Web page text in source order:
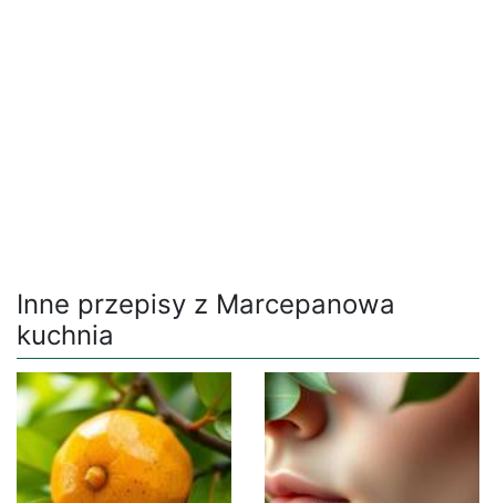
Inne przepisy z Marcepanowa
kuchnia